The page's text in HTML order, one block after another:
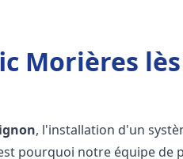
Morières
, l'installation d'un
pourquoi notre équipe de